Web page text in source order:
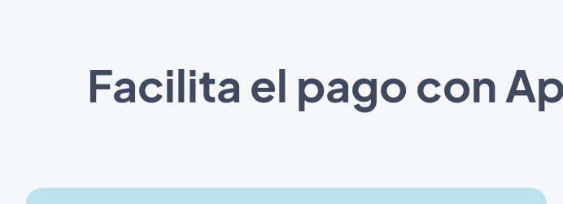
Facilita el pago con